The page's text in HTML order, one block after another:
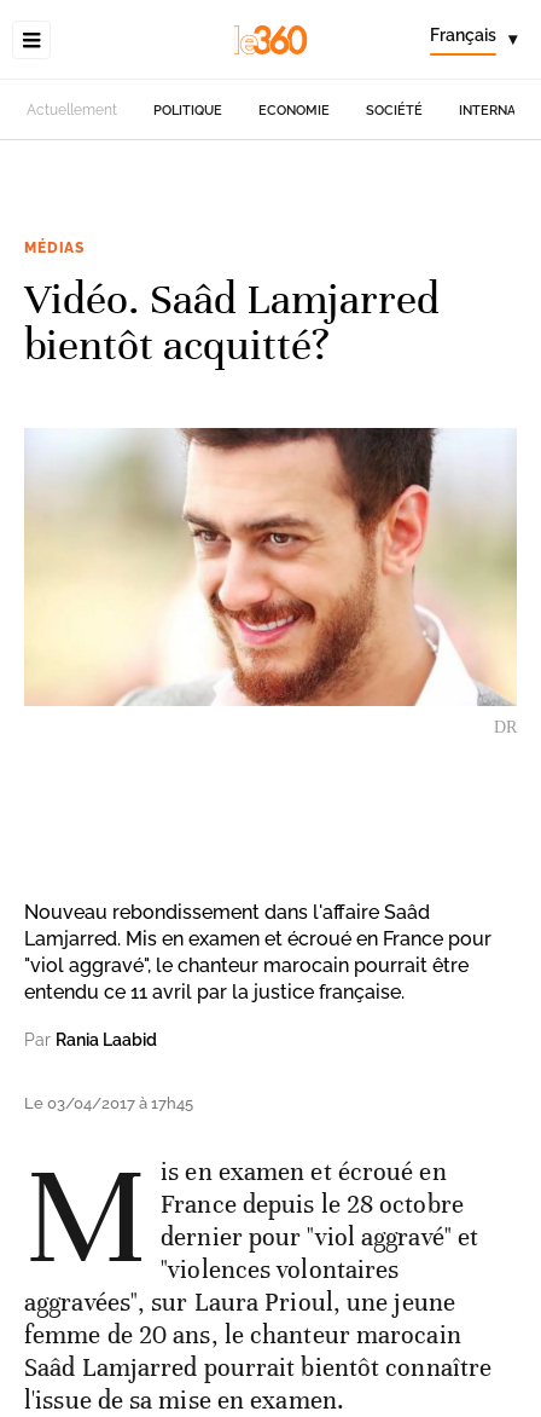
Français ▾
Actuellement POLITIQUE ECONOMIE SOCIÉTÉ
MÉDIAS
Vidéo. Saâd Lamjarred
bientôt acquitté?
DR
Nouveau rebondissement dans l'affaire Saâd
Lamjarred. Mis en examen et écroué en France pour
"viol aggravé", le chanteur marocain pourrait être
entendu ce 11 avril par la justice française.
Par Rania Laabid
Le 03/04/2017 à 17h45
M
is en examen et écroué en
France depuis le 28 octobre
dernier pour "viol aggravé" et
"violences volontaires
aggravées", sur Laura Prioul, une jeune
femme de 20 ans, le chanteur marocain
Saâd Lamjarred pourrait bientôt connaître
l'issue de sa mise en examen.